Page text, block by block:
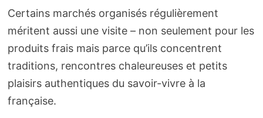
Certains marchés organisés régulièrement
méritent aussi une visite – non seulement pour les
produits frais mais parce qu’ils concentrent
traditions, rencontres chaleureuses et petits
plaisirs authentiques du savoir-vivre à la
française.